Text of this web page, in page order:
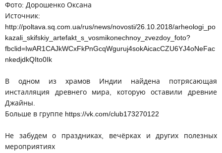
Фото: Дорошенко Оксана
Источник:
http://poltava.sq.com.ua/rus/news/novosti/26.10.2018/arheologi_po
kazali_skifskiy_artefakt_s_vosmikonechnoy_zvezdoy_foto?
fbclid=IwAR1CAJkWCxFkPnGcqWguruj4sokAicacCZU6YJ4oNeFac
nkedjdkQIto0Ik
В одном из храмов Индии найдена потрясающая
инсталляция древнего мира, которую оставили древние
Джайны.
Больше в группе https://vk.com/club173270122
Не забудем о праздниках, вечёрках и других полезных
мероприятиях